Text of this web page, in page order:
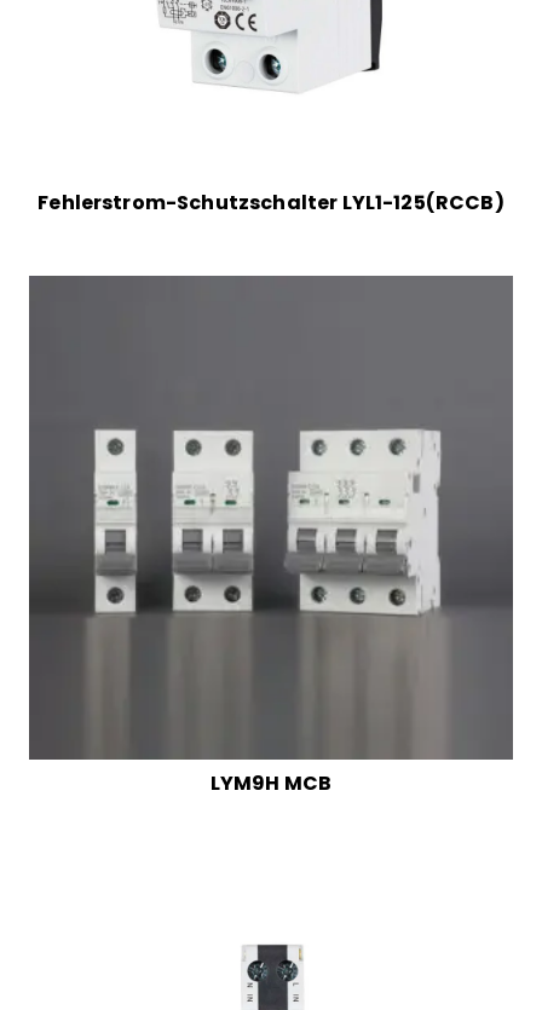
Fehlerstrom-Schutzschalter LYL1-125(RCCB)
LYM9H MCB